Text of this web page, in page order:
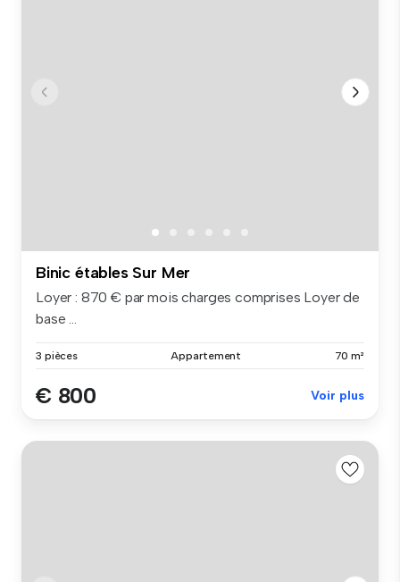
Binic étables Sur Mer
Loyer : 870 € par mois charges comprises Loyer de
base ...
3 pièces Appartement 70 m²
€ 800 Voir plus